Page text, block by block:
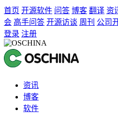
首页 开源软件 问答 博客 翻译 资
会 高手问答 开源访谈 周刊 公司
登录 注册
资讯
博客
软件